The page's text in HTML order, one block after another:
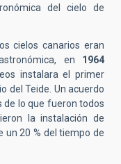
del cielo de
cielos canarios eran
en 1964
instalara el primer
del Teide. Un acuerdo
de lo que fueron todos
la instalación de
un 20 % del tiempo de